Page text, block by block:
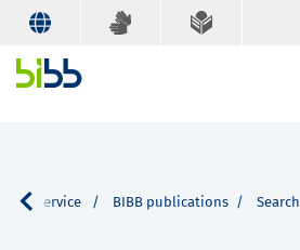
Our Service BIBB publications Search